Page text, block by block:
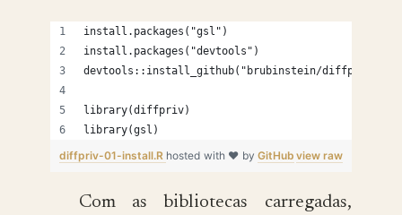
install.packages("gsl")
install.packages("devtools")
devtools::install_github("brubinstein/diffpriv")
library(diffpriv)
library(gsl)
view raw
diffpriv-01-install.R hosted with ❤ byGitHub
Com as bibliotecas carregadas,